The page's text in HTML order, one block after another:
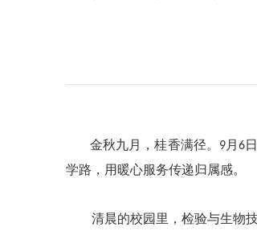
金秋九月，桂香满径。 9月6
学路，用暖心服务传递归属感。
清晨的校园里，检验与生物